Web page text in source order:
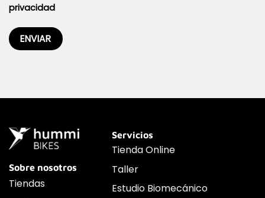
privacidad
Sobre nosotros
Tiendas
Servicios
Tienda Online
Taller
Estudio Biomecánico